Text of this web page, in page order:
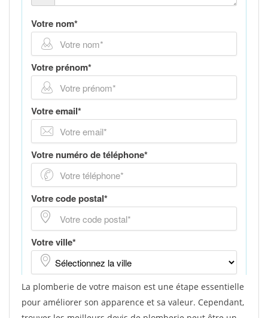
La plomberie de votre maison est une étape essentielle
pour améliorer son apparence et sa valeur. Cependant,